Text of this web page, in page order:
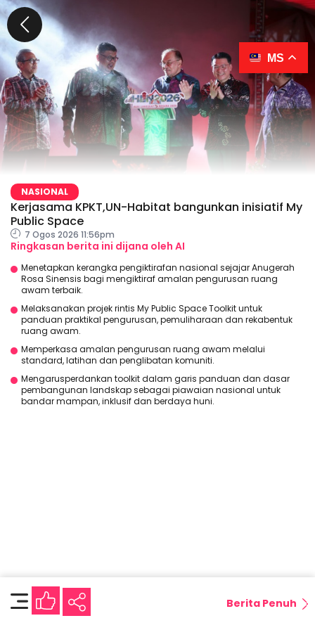
NASIONAL
Kerjasama KPKT,UN-Habitat bangunkan inisiatif My
Public Space
7 Ogos 2026 11:56pm
Ringkasan berita ini dijana oleh AI
Menetapkan kerangka pengiktirafan nasional sejajar Anugerah
Rosa Sinensis bagi mengiktiraf amalan pengurusan ruang
awam terbaik.
Melaksanakan projek rintis My Public Space Toolkit untuk
panduan praktikal pengurusan, pemuliharaan dan rekabentuk
ruang awam.
Memperkasa amalan pengurusan ruang awam melalui
standard, latihan dan penglibatan komuniti.
Mengarusperdankan toolkit dalam garis panduan dan dasar
pembangunan landskap sebagai piawaian nasional untuk
bandar mampan, inklusif dan berdaya huni.
Berita Penuh
MS